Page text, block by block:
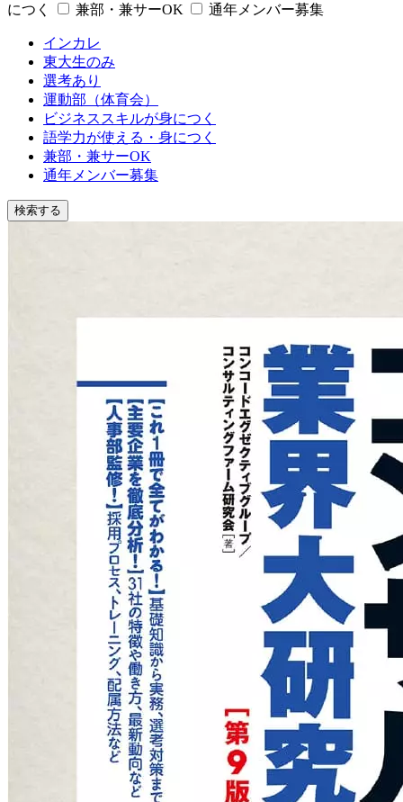
につく
兼部・兼サーOK 通年メンバー募集
インカレ
東大生のみ
選考あり
運動部（体育会）
ビジネススキルが身につく
語学力が使える・身につく
兼部・兼サーOK
通年メンバー募集
検索する